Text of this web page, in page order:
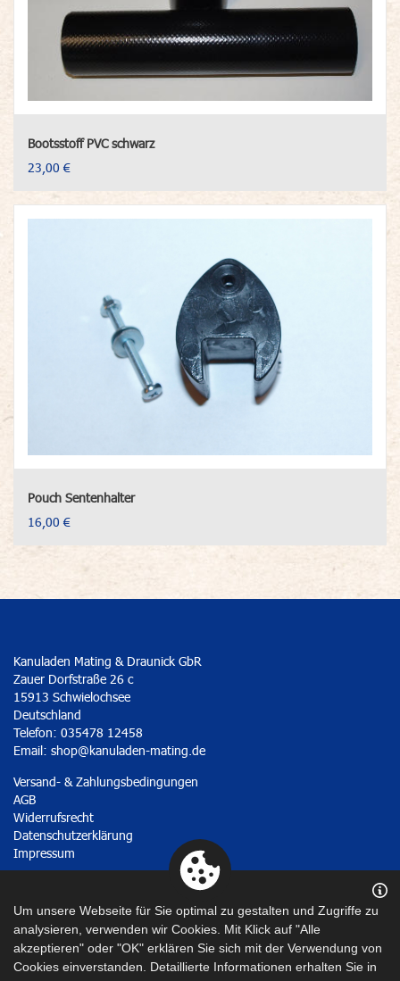
Bootsstoff PVC schwarz
23,00 €
Pouch Sentenhalter
16,00 €
Kanuladen Mating & Draunick GbR
Zauer Dorfstraße 26 c
15913 Schwielochsee
Deutschland
Telefon: 035478 12458
Email: shop@kanuladen-mating.de
Versand- & Zahlungsbedingungen
AGB
Widerrufsrecht
Datenschutzerklärung
Impressum
Um unsere Webseite für Sie optimal zu gestalten und Zugriffe zu
analysieren, verwenden wir Cookies. Mit Klick auf "Alle
akzeptieren" oder "OK" erklären Sie sich mit der Verwendung von
Cookies einverstanden. Detaillierte Informationen erhalten Sie in